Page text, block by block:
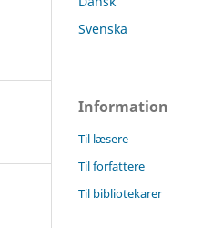
Svenska
Information
Til læsere
Til forfattere
Til bibliotekarer